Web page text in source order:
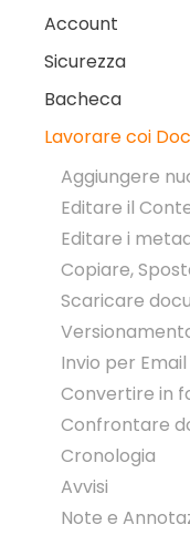
Account
Sicurezza
Bacheca
Lavorare coi
Aggiungere
Editare il
Editare i
Copiare,
Scaricare
Invio per Email
Convertire in
Confrontare
Cronologia
Avvisi
Note e